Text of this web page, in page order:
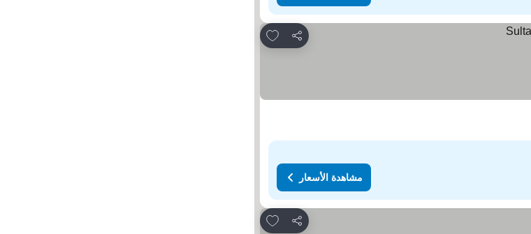
مشاركة
Add to favorites
مشاهدة الأسعار
مشاركة
Add to favorites